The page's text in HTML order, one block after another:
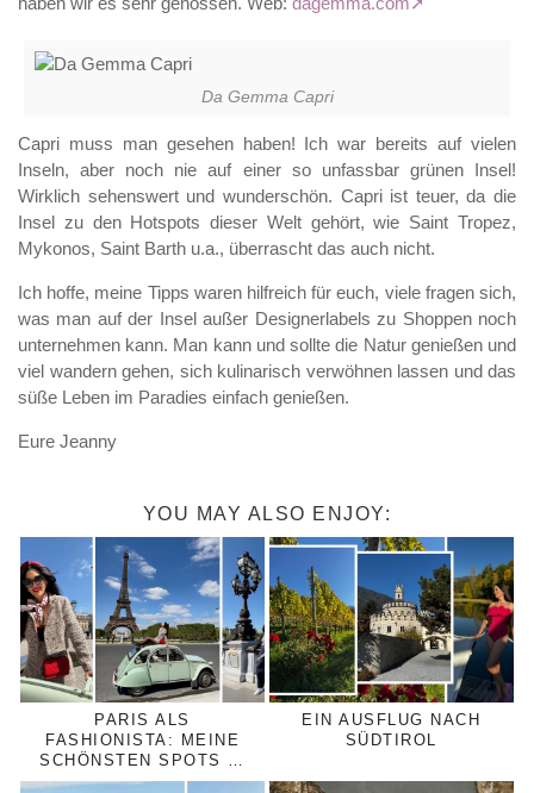
Da Gemma Capri
Capri muss man gesehen haben! Ich war bereits auf vielen
Inseln, aber noch nie auf einer so unfassbar grünen Insel!
Wirklich sehenswert und wunderschön. Capri ist teuer, da die
Insel zu den Hotspots dieser Welt gehört, wie Saint Tropez,
Mykonos, Saint Barth u.a., überrascht das auch nicht.
Ich hoffe, meine Tipps waren hilfreich für euch, viele fragen sich,
was man auf der Insel außer Designerlabels zu Shoppen noch
unternehmen kann. Man kann und sollte die Natur genießen und
viel wandern gehen, sich kulinarisch verwöhnen lassen und das
süße Leben im Paradies einfach genießen.
Eure Jeanny
YOU MAY ALSO ENJOY:
PARIS ALS
FASHIONISTA: MEINE
SCHÖNSTEN SPOTS …
EIN AUSFLUG NACH
SÜDTIROL